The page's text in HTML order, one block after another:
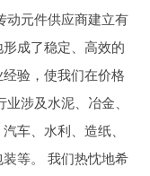
动元件供应商建立有
成了稳定、高效的
验，使我们在价格
涉及水泥、冶金、
车、水利、造纸、
等。
我们热忱地希